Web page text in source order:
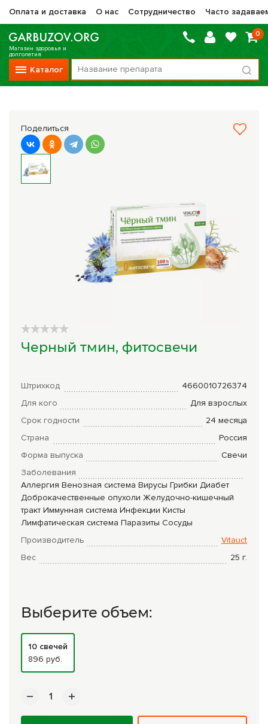
Оплата и доставка О нас Сотрудничество Часто
Магазин здоровья и
долголетия
Каталог
0
Препараты НТК Жизненная Сила
Сашера-Мед
Препараты при онкологии
Прочие фитопрепараты
Сборы трав
Травяной чай
Специи
Натуральные растительные масла
Лечебные мази
Натуральное мыло
Средства личной гигиены
Приборы лечебные
Книги Гарбузова Г.А.
Комплексные программы лечения
Поделиться
Черный тмин, фитосвечи
Штрихкод
4660010726374
Для кого
Для взрослых
Срок годности
24 месяца
Страна
Россия
Форма выпуска
Свечи
Заболевания
Аллергия Венозная система Вирусы Грибки Диабет
Доброкачественные опухоли Желудочно-кишечный
тракт Иммунная система Инфекции Кисты
Лимфатическая система Паразиты Сосуды
Производитель
Vitauct
Вес
25 г.
Выберите объем:
10 свечей
896 руб.